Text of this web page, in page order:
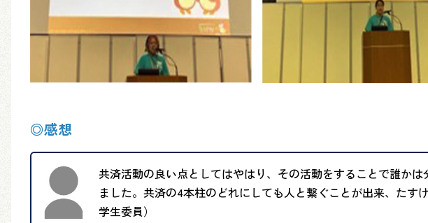
◎感想
共済活動の良い点としてはやはり、その活動をすることで誰か
ました。共済の4本柱のどれにしても人と繋ぐことが出来、た
学生委員）